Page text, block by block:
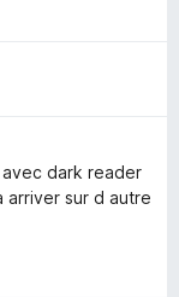
dark reader
arriver sur d autre